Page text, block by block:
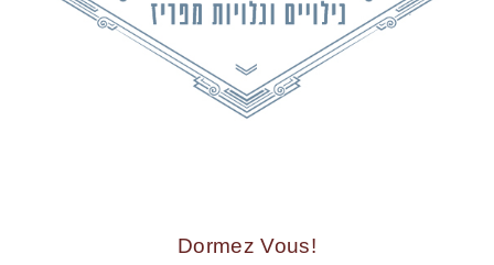
!Dormez Vous